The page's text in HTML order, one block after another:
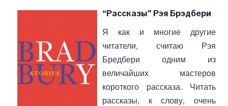
“Рассказы” Рэя Брэдбери
Я как и многие другие
читатели, считаю Рэя
Бредбери одним из
величайших мастеров
короткого рассказа. Читать
рассказы, к слову, очень